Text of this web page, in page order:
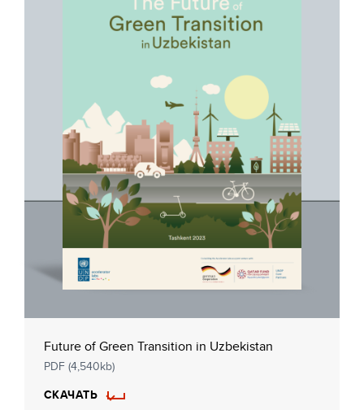
Future of Green Transition in Uzbekistan
PDF (4,540kb)
СКАЧАТЬ